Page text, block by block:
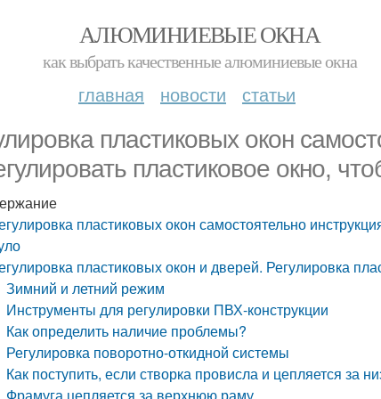
АЛЮМИНИЕВЫЕ ОКНА
как выбрать качественные алюминиевые окна
главная новости статьи
пластиковых окон
пластиковое окно,
пластиковых окон самостоятельно
пластиковых окон и дверей. Регулировка
Зимний и летний режим
Инструменты для регулировки ПВХ-конструкции
Как определить наличие проблемы?
Регулировка поворотно-откидной системы
Как поступить, если створка провисла и цепляется за